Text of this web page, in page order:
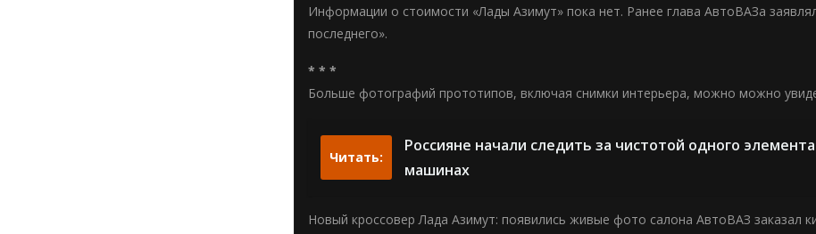
Информации о стоимости «Лады Азимут» пока нет. Ранее глава АвтоВАЗа
последнего».
* * *
Больше фотографий прототипов, включая снимки интерьера, можно можно
Читать:
Россияне начали следить за чистотой одного
машинах
Новый кроссовер Лада Азимут: появились живые фото салона АвтоВАЗ заказал